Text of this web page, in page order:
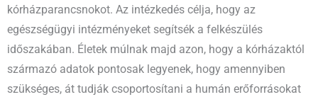
kórházparancsnokot. Az intézkedés célja, hogy az
egészségügyi intézményeket segítsék a felkészülés
időszakában. Életek múlnak majd azon, hogy a kórházaktól
származó adatok pontosak legyenek, hogy amennyiben
szükséges, át tudják csoportosítani a humán erőforrásokat